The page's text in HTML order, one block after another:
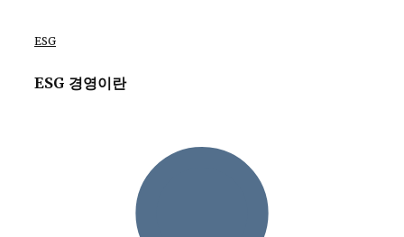
ESG
ESG 경영이란